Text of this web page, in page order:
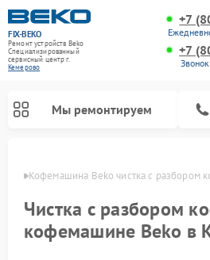
FIX-BEKO
Ремонт устройств Beko
Специализированный
cервисный центр г.
Кемерово
+7
+7
Мы ремонтируем
Кофемашина Beko чистка с разбором
Чистка с разбором
кофемашине Beko в